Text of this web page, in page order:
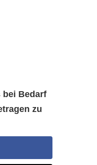
bei Bedarf
zu